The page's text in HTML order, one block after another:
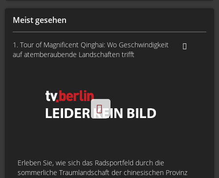
Meist gesehen
1. Tour of Magnificent Qinghai: Wo Geschwindigkeit
auf atemberaubende Landschaften trifft
Erleben Sie, wie sich das Radsportfeld durch die
sommerliche Traumlandschaft der chinesischen Provinz